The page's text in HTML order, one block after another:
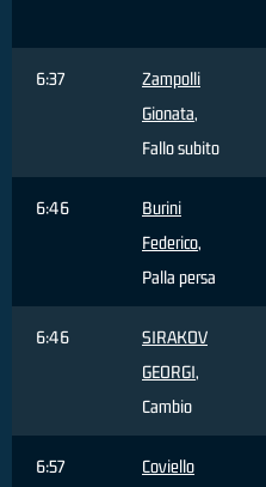
6:37
Zampolli
Gionata,
Fallo subito
6:46
Burini
Federico,
Palla persa
6:46
SIRAKOV
GEORGI,
Cambio
6:57
Coviello